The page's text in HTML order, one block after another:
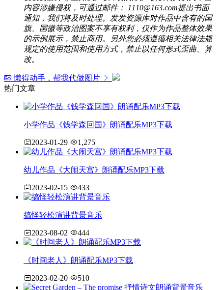
内容涉嫌侵权，可通过邮件： 1110@163.com提出书面
通知，我们将及时处理。发发资源库对作品中含有的国
旗、国徽等政治图案不享有权利，仅作为作品整体效果
的示例展示，禁止商用。另外您必须遵循相关法律法规
规定的使用范围和使用方式，禁止以任何形式歪曲、算
改。
懒得动手，帮我代做图片
热门文章
小学作品《钱学森回国》朗诵配乐MP3下载
2023-01-29 1,275
幼儿作品《大闹天宫》朗诵配乐MP3下载
2023-02-15 433
搞怪轻松演讲背景音乐
2023-08-02 444
《时间老人》朗诵配乐MP3下载
2023-02-20 510